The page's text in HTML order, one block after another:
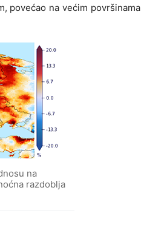
povećao na većim površinama
na
razdoblja